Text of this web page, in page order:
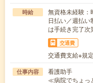
時給
無資格未経験
日払い／週払
は手続き完了次
交通費
交通費支給※規
仕事内容
看護助手
≪病院でちょっ